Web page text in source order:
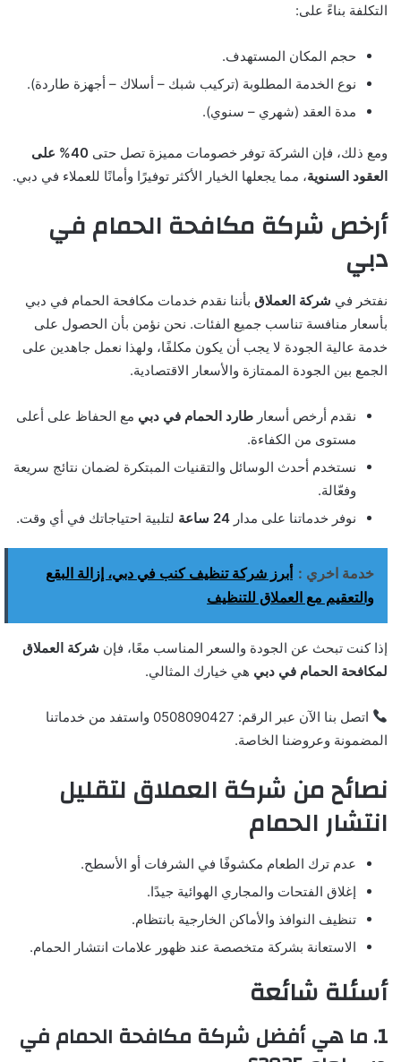
التكلفة بناءً على:
حجم المكان المستهدف.
نوع الخدمة المطلوبة (تركيب شبك – أسلاك – أجهزة طاردة).
مدة العقد (شهري – سنوي).
ومع ذلك، فإن الشركة توفر خصومات مميزة تصل حتى
40% على
العقود السنوية، مما يجعلها الخيار الأكثر توفيرًا وأمانًا للعملاء في دبي.
أرخص شركة مكافحة الحمام في
دبي
نفتخر في شركة العملاق بأننا نقدم خدمات مكافحة الحمام في دبي
بأسعار منافسة تناسب جميع الفئات. نحن نؤمن بأن الحصول على
خدمة عالية الجودة لا يجب أن يكون مكلفًا، ولهذا نعمل جاهدين على
الجمع بين الجودة الممتازة والأسعار الاقتصادية.
نقدم أرخص أسعار طارد الحمام في دبي مع الحفاظ على أعلى
مستوى من الكفاءة.
نستخدم أحدث الوسائل والتقنيات المبتكرة لضمان نتائج سريعة
وفعّالة.
نوفر خدماتنا على مدار 24 ساعة لتلبية احتياجاتك في أي وقت.
خدمة اخري : أبرز شركة تنظيف كنب في دبي، إزالة البقع
والتعقيم مع العملاق للتنظيف
إذا كنت تبحث عن الجودة والسعر المناسب معًا، فإن شركة العملاق
لمكافحة الحمام في دبي هي خيارك المثالي.
اتصل بنا الآن عبر الرقم: 0508090427 واستفد من خدماتنا
المضمونة وعروضنا الخاصة.
نصائح من شركة العملاق لتقليل
انتشار الحمام
عدم ترك الطعام مكشوفًا في الشرفات أو الأسطح.
إغلاق الفتحات والمجاري الهوائية جيدًا.
تنظيف النوافذ والأماكن الخارجية بانتظام.
الاستعانة بشركة متخصصة عند ظهور علامات انتشار الحمام.
أسئلة شائعة
1. ما هي أفضل شركة مكافحة الحمام في